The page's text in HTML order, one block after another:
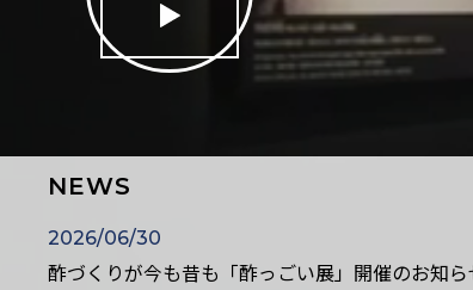
NEWS
2026/06/30
酢づくりが今も昔も「酢っごい展」開催のお知